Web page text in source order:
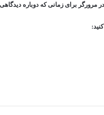
مرورگر برای زمانی که دوباره